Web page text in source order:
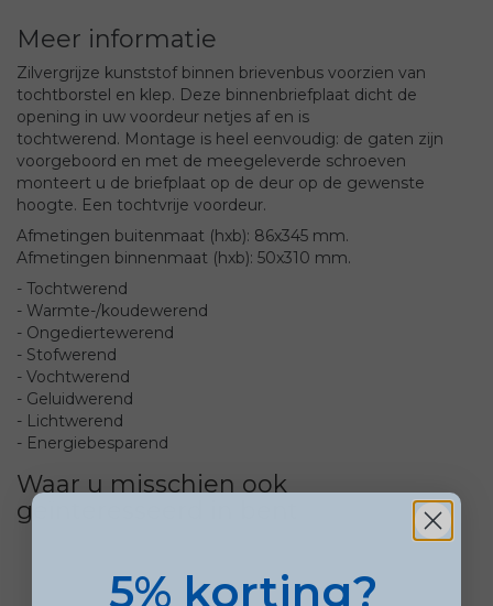
Meer informatie
Zilvergrijze kunststof binnen brievenbus voorzien van
tochtborstel en klep. Deze binnenbriefplaat dicht de
opening in uw voordeur netjes af en is
tochtwerend. Montage is heel eenvoudig: de gaten zijn
voorgeboord en met de meegeleverde schroeven
monteert u de briefplaat op de deur op de gewenste
hoogte. Een tochtvrije voordeur.
Afmetingen buitenmaat (hxb): 86x345 mm.
Afmetingen binnenmaat (hxb): 50x310 mm.
- Tochtwerend
- Warmte-/koudewerend
- Ongediertewerend
- Stofwerend
- Vochtwerend
- Geluidwerend
- Lichtwerend
- Energiebesparend
Waar u misschien ook
geïnteresseerd in bent
5% korting?